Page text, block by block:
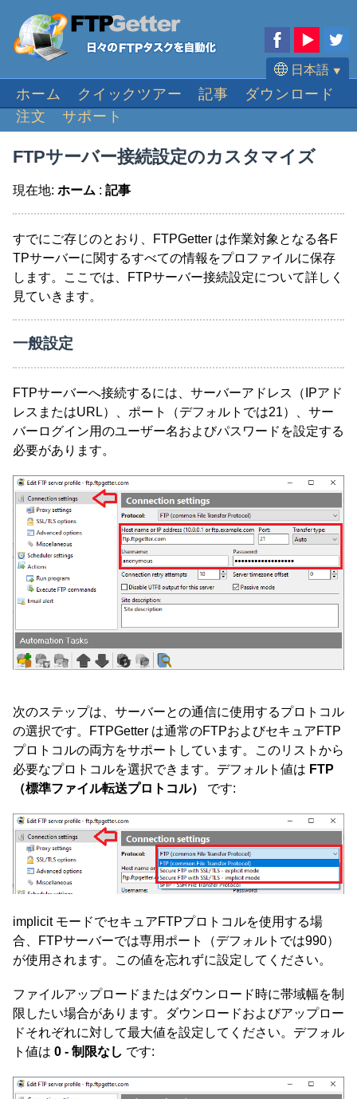
日本語 ⯆
English
Español
ホーム クイックツアー 記事
ダウンロード
注文
サポート
FTPサーバー接続設定のカスタマイズ
現在地: ホーム : 記事
すでにご存じのとおり、FTPGetter は作業対象となる各F
TPサーバーに関するすべての情報をプロファイルに保存
します。ここでは、FTPサーバー接続設定について詳しく
見ていきます。
一般設定
FTPサーバーへ接続するには、サーバーアドレス（IPアド
レスまたはURL）、ポート（デフォルトでは21）、サー
バーログイン用のユーザー名およびパスワードを設定する
必要があります。
次のステップは、サーバーとの通信に使用するプロトコル
の選択です。FTPGetter は通常のFTPおよびセキュアFTP
プロトコルの両方をサポートしています。このリストから
必要なプロトコルを選択できます。デフォルト値は FTP
（標準ファイル転送プロトコル）
です:
implicit モードでセキュアFTPプロトコルを使用する場
合、FTPサーバーでは専用ポート（デフォルトでは990）
が使用されます。この値を忘れずに設定してください。
ファイルアップロードまたはダウンロード時に帯域幅を制
限したい場合があります。ダウンロードおよびアップロー
ドそれぞれに対して最大値を設定してください。デフォル
ト値は 0 - 制限なし です: